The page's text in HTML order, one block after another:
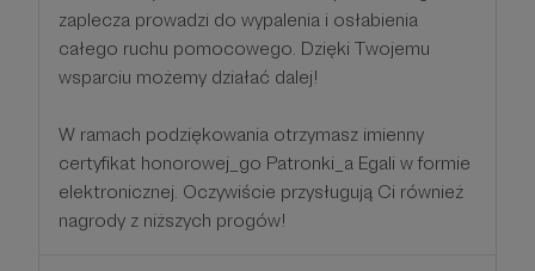
zaplecza prowadzi do wypalenia i osłabienia
całego ruchu pomocowego. Dzięki Twojemu
wsparciu możemy działać dalej!
W ramach podziękowania otrzymasz imienny
certyfikat honorowej_go Patronki_a Egali w formie
elektronicznej. Oczywiście przysługują Ci również
nagrody z niższych progów!